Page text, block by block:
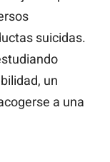
suicidas.
un
a una